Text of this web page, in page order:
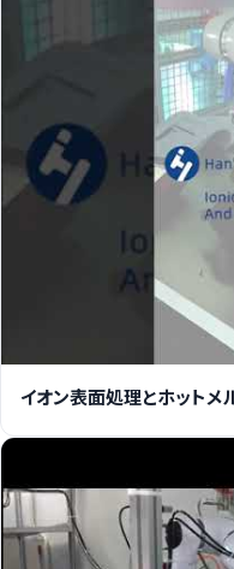
イオン表面処理とホットメ